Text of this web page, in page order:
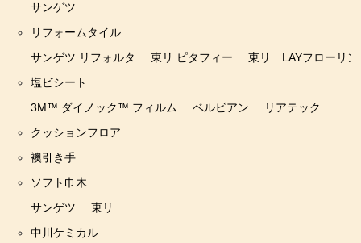
塩ビシート
リアテック
クッションフロア
襖引き手
ソフト巾木
サンゲツ
サンゲツ
リフォームタイル
サンゲツ リフォルタ
東リ ピタフィー
東リ LAYフローリン
塩ビシート
3M™ ダイノック™ フィルム
ベルビアン
リアテック
クッションフロア
襖引き手
ソフト巾木
サンゲツ
東リ
中川ケミカル